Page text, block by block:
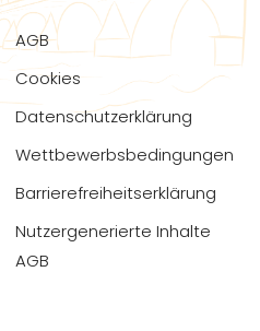
AGB
Cookies
Datenschutzerklärung
Wettbewerbsbedingungen
Barrierefreiheitserklärung
Nutzergenerierte Inhalte
AGB